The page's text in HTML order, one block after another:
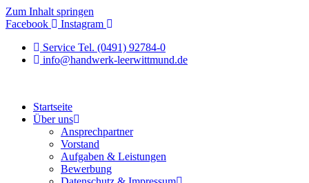
Zum Inhalt springen
Facebook
Instagram
Service Tel. (0491) 92784-0
info@handwerk-leerwittmund.de
Startseite
Über uns
Ansprechpartner
Vorstand
Aufgaben & Leistungen
Bewerbung